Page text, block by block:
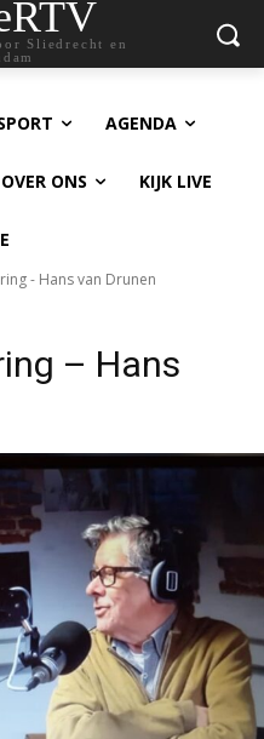
Sliedrecht en
AGENDA
OVER ONS KIJK LIVE
- Hans van Drunen
– Hans